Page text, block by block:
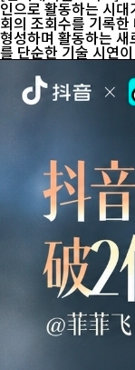
인으로 활동하는 시
회의 조회수를 기록
형성하며 활동하는
를 단순한 기술 시연
꾸는 변화의 신호로 평가한다. 중국에서 공개된
한 소녀(被裁掉的女
모았다. 현재 12화까
치지 않고 등장인물
서도 각각 SNS 계정
공유하고 있다. 팡타
로워...